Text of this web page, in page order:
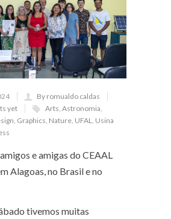
By romualdo caldas
yet
Arts Astronomia
Graphics Nature UFAL
Usina
e amigas do CEAAL
Alagoas, no Brasil e no
tivemos muitas